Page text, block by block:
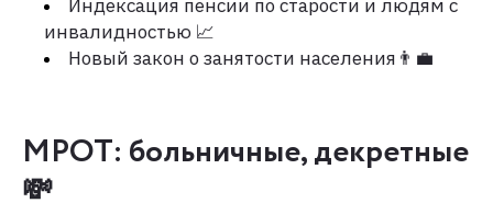
Индексация пенсии по старости и людям с
инвалидностью 📈
Новый закон о занятости населения👨‍💼
МРОТ: больничные, декретные
💸